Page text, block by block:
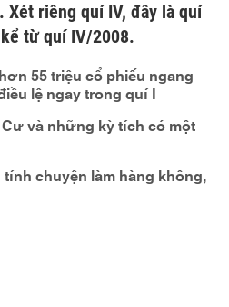
Xét riêng quí IV, đây là quí
từ quí IV/2008.
55 triệu cổ phiếu ngang
lệ ngay trong quí I
và những kỳ tích có một
chuyện làm hàng không,